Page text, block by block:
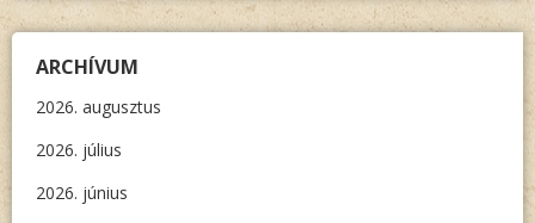
ARCHÍVUM
2026. augusztus
2026. július
2026. június